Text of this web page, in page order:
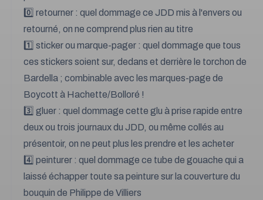
0️⃣ retourner : quel dommage ce JDD mis à l'envers ou
retourné, on ne comprend plus rien au titre
1️⃣ sticker ou marque-pager : quel dommage que tous
ces stickers soient sur, dedans et derrière le torchon de
Bardella ; combinable avec les marques-page de
Boycott à Hachette/Bolloré !
3️⃣ gluer : quel dommage cette glu à prise rapide entre
deux ou trois journaux du JDD, ou même collés au
présentoir, on ne peut plus les prendre et les acheter
4️⃣ peinturer : quel dommage ce tube de gouache qui a
laissé échapper toute sa peinture sur la couverture du
bouquin de Philippe de Villiers